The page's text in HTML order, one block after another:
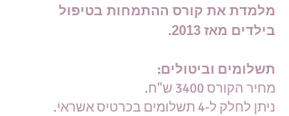
מלמדת את קורס ההתמחות בטיפול
בילדים מאז 2013.
תשלומים וביטולים:
מחיר הקורס 3400 ש"ח.
ניתן לחלק ל-4 תשלומים בכרטיס אשראי.